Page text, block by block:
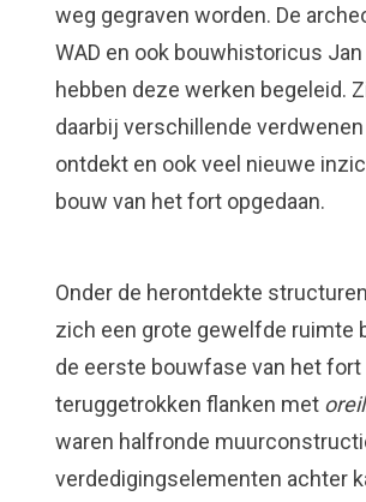
weg gegraven worden. De
WAD en ook bouwhistoricus
hebben deze werken begeleid.
daarbij verschillende
ontdekt en ook veel nieuwe
bouw van het fort opgedaan.
Onder de herontdekte
zich een grote gewelfde ruimte
de eerste bouwfase van het fort
teruggetrokken flanken met
waren halfronde
verdedigingselementen achter